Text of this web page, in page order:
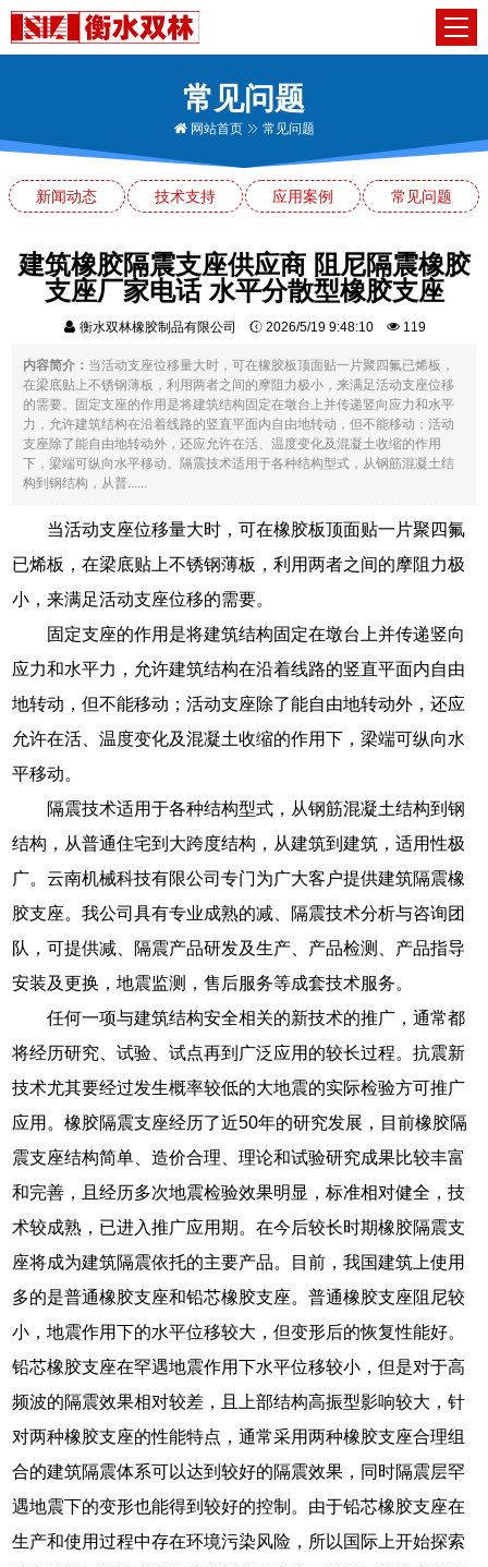
常见问题
网站首页 常见问题
新闻动态 技术支持 应用案例 常见问题
建筑橡胶隔震支座供应商 阻尼隔震橡胶
支座厂家电话 水平分散型橡胶支座
衡水双林橡胶制品有限公司 2026/5/19 9:48:10 119
内容简介： 当活动支座位移量大时，可在橡胶板顶面贴一片聚四氟已烯板，
在梁底贴上不锈钢薄板，利用两者之间的摩阻力极小，来满足活动支座位移
的需要。固定支座的作用是将建筑结构固定在墩台上并传递竖向应力和水平
力，允许建筑结构在沿着线路的竖直平面内自由地转动，但不能移动；活动
支座除了能自由地转动外，还应允许在活、温度变化及混凝土收缩的作用
下，梁端可纵向水平移动。隔震技术适用于各种结构型式，从钢筋混凝土结
构到钢结构，从普......
当活动支座位移量大时，可在橡胶板顶面贴一片聚四氟
已烯板，在梁底贴上不锈钢薄板，利用两者之间的摩阻力极
小，来满足活动支座位移的需要。
固定支座的作用是将建筑结构固定在墩台上并传递竖向
应力和水平力，允许建筑结构在沿着线路的竖直平面内自由
地转动，但不能移动；活动支座除了能自由地转动外，还应
允许在活、温度变化及混凝土收缩的作用下，梁端可纵向水
平移动。
隔震技术适用于各种结构型式，从钢筋混凝土结构到钢
结构，从普通住宅到大跨度结构，从建筑到建筑，适用性极
广。云南机械科技有限公司专门为广大客户提供建筑隔震橡
胶支座。我公司具有专业成熟的减、隔震技术分析与咨询团
队，可提供减、隔震产品研发及生产、产品检测、产品指导
安装及更换，地震监测，售后服务等成套技术服务。
任何一项与建筑结构安全相关的新技术的推广，通常都
将经历研究、试验、试点再到广泛应用的较长过程。抗震新
技术尤其要经过发生概率较低的大地震的实际检验方可推广
应用。橡胶隔震支座经历了近50年的研究发展，目前橡胶隔
震支座结构简单、造价合理、理论和试验研究成果比较丰富
和完善，且经历多次地震检验效果明显，标准相对健全，技
术较成熟，已进入推广应用期。在今后较长时期橡胶隔震支
座将成为建筑隔震依托的主要产品。目前，我国建筑上使用
多的是普通橡胶支座和铅芯橡胶支座。普通橡胶支座阻尼较
小，地震作用下的水平位移较大，但变形后的恢复性能好。
铅芯橡胶支座在罕遇地震作用下水平位移较小，但是对于高
频波的隔震效果相对较差，且上部结构高振型影响较大，针
对两种橡胶支座的性能特点，通常采用两种橡胶支座合理组
合的建筑隔震体系可以达到较好的隔震效果，同时隔震层罕
遇地震下的变形也能得到较好的控制。由于铅芯橡胶支座在
生产和使用过程中存在环境污染风险，所以国际上开始探索